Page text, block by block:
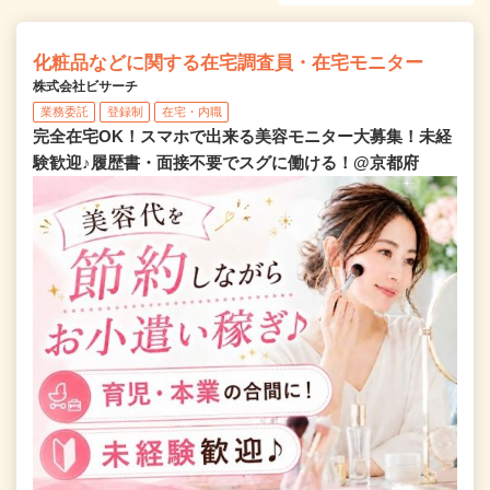
化粧品などに関する在宅調査員・在宅モニター
株式会社ビサーチ
業務委託 登録制 在宅・内職
完全在宅OK！スマホで出来る美容モニター大募集！未経
験歓迎♪履歴書・面接不要でスグに働ける！@京都府